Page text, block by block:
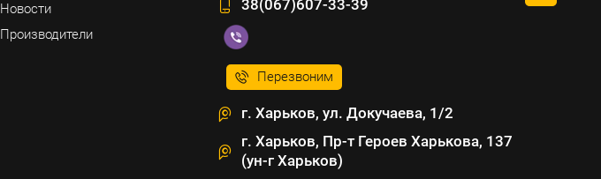
Новости
Производители
38(067)607-33-39
Перезвоним
г. Харьков, ул. Докучаева, 1/2
г. Харьков, Пр-т Героев Харькова, 137
(ун-г Харьков)